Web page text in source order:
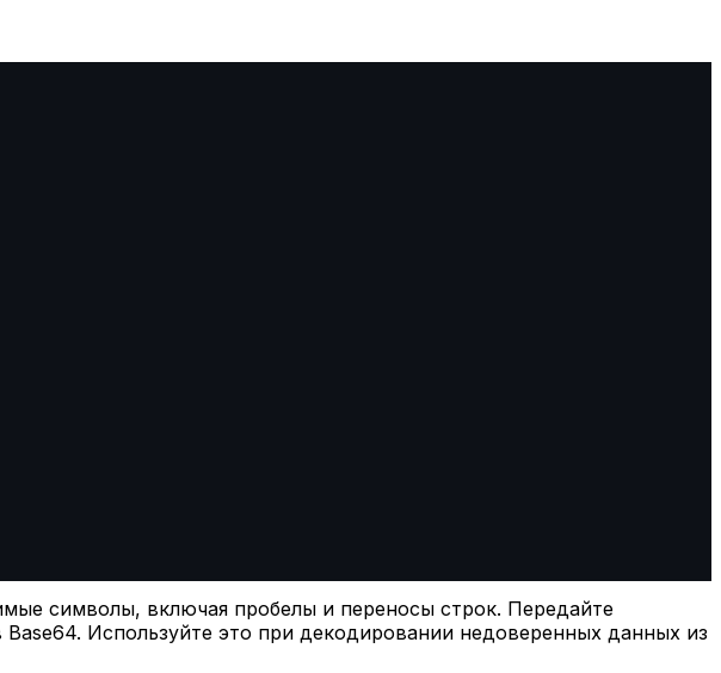
символы, включая пробелы и переносы строк. Передайте
Используйте это при декодировании недоверенных данных из